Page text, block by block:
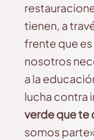
tienen, a
frente que
nosotros
a la
lucha contra
verde que te
somos